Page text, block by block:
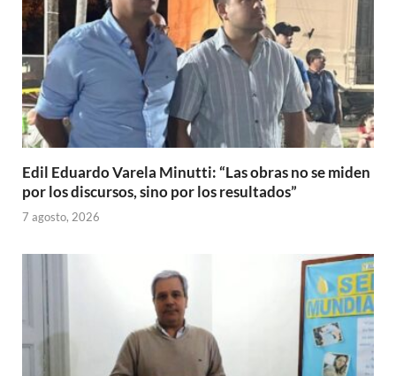
Edil Eduardo Varela Minutti: “Las obras no se miden
por los discursos, sino por los resultados”
7 agosto, 2026